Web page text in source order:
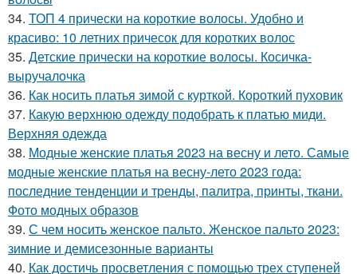
34. ТОП 4 прически на короткие волосы. Удобно и
красиво: 10 летних причесок для коротких волос
35. Детские прически на короткие волосы. Косичка-
выручалочка
36. Как носить платья зимой с курткой. Короткий пуховик
37. Какую верхнюю одежду подобрать к платью миди.
Верхняя одежда
38. Модные женские платья 2023 на весну и лето. Самые
модные женские платья на весну-лето 2023 года:
последние тенденции и тренды, палитра, принты, ткани.
Фото модных образов
39. С чем носить женское пальто. Женское пальто 2023:
зимние и демисезонные варианты
40. Как достичь просветления с помощью трех ступеней